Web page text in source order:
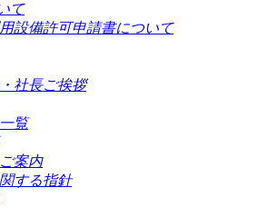
て
設備許可申請書について
社長ご挨拶
覧
案内
する指針